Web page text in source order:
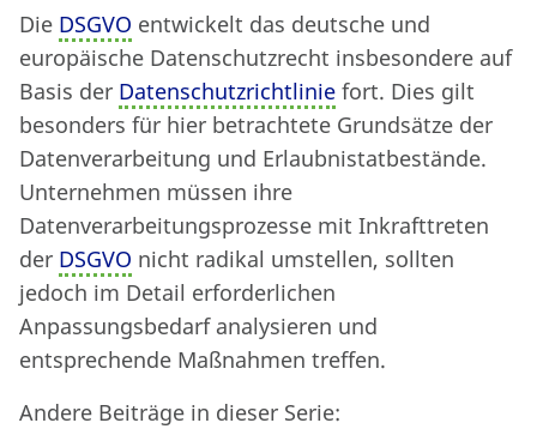
Die DSGVO entwickelt das deutsche und
europäische Datenschutzrecht insbesondere auf
Basis der Datenschutzrichtlinie fort. Dies gilt
besonders für hier betrachtete Grundsätze der
Datenverarbeitung und Erlaubnistatbestände.
Unternehmen müssen ihre
Datenverarbeitungsprozesse mit Inkrafttreten
der DSGVO nicht radikal umstellen, sollten
jedoch im Detail erforderlichen
Anpassungsbedarf analysieren und
entsprechende Maßnahmen treffen.
Andere Beiträge in dieser Serie: